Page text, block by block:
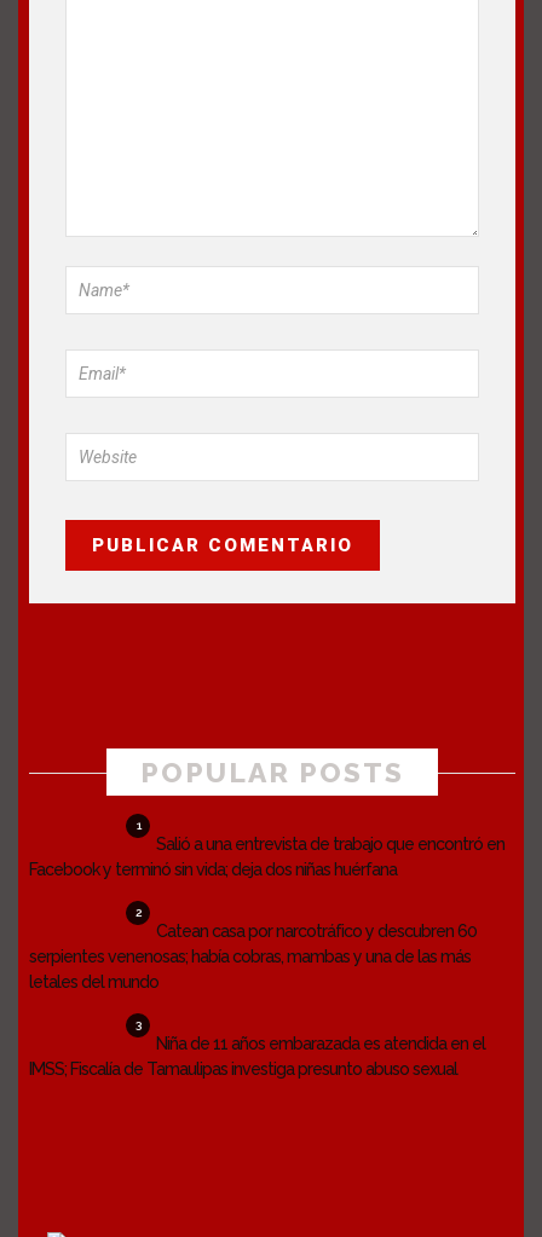
POPULAR POSTS
1
Salió a una entrevista de trabajo que encontró en
Facebook y terminó sin vida; deja dos niñas huérfana
2
Catean casa por narcotráfico y descubren 60
serpientes venenosas; había cobras, mambas y una de las más
letales del mundo
3
Niña de 11 años embarazada es atendida en el
IMSS; Fiscalía de Tamaulipas investiga presunto abuso sexual